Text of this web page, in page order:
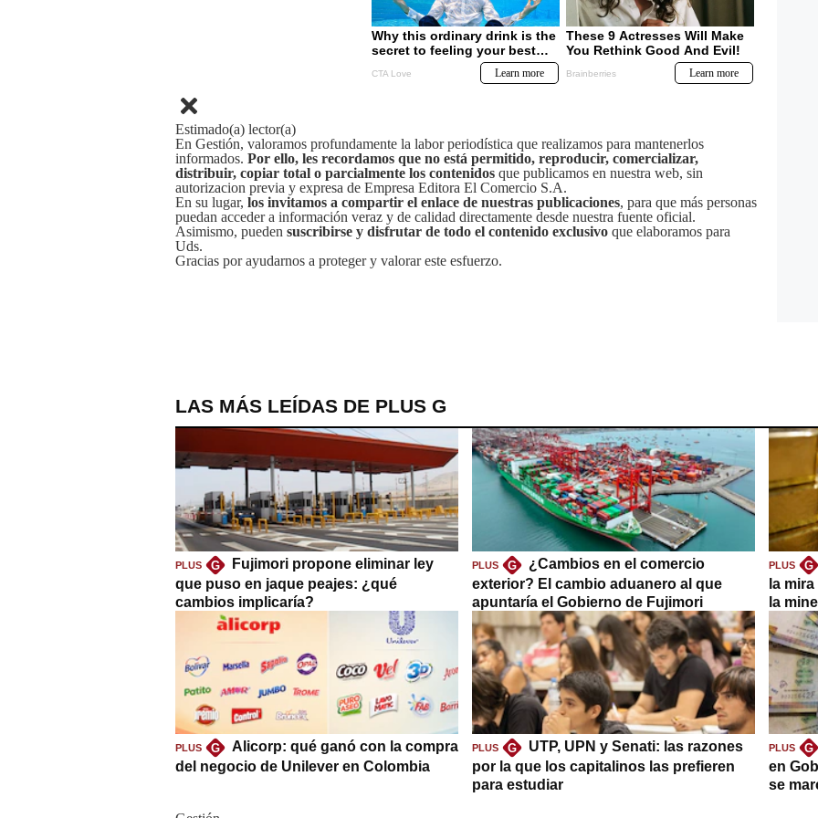
Estimado(a) lector(a)
En Gestión, valoramos profundamente la labor periodística que realizamos para mantenerlos
informados. Por ello, les recordamos que no está permitido, reproducir, comercializar,
distribuir, copiar total o parcialmente los contenidos que publicamos en nuestra web, sin
autorizacion previa y expresa de Empresa Editora El Comercio S.A.
En su lugar, los invitamos a compartir el enlace de nuestras publicaciones, para que más personas
puedan acceder a información veraz y de calidad directamente desde nuestra fuente oficial.
Asimismo, pueden suscribirse y disfrutar de todo el contenido exclusivo que elaboramos para
Uds.
Gracias por ayudarnos a proteger y valorar este esfuerzo.
LAS MÁS LEÍDAS DE PLUS G
PLUS G
Fujimori propone eliminar ley
que puso en jaque peajes: ¿qué
cambios implicaría?
PLUS G
¿Cambios en el comercio
exterior? El cambio aduanero al que
apuntaría el Gobierno de Fujimori
PLUS G
la
la
PLUS G
Alicorp: qué ganó con la compra
del negocio de Unilever en Colombia
PLUS G
UTP, UPN y Senati: las razones
por la que los capitalinos las prefieren
para estudiar
PLUS G
en
se